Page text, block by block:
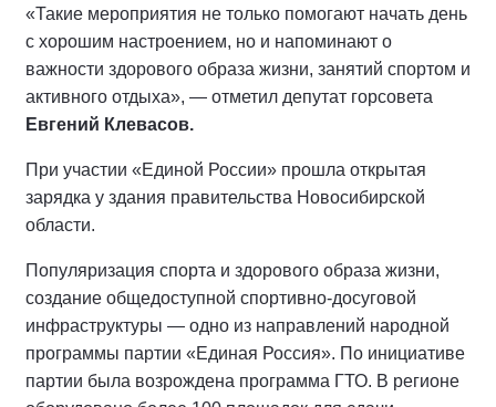
«Такие мероприятия не только помогают начать день
с хорошим настроением, но и напоминают о
важности здорового образа жизни, занятий спортом и
активного отдыха», — отметил депутат горсовета
Евгений Клевасов.
При участии «Единой России» прошла открытая
зарядка у здания правительства Новосибирской
области.
Популяризация спорта и здорового образа жизни,
создание общедоступной спортивно-досуговой
инфраструктуры — одно из направлений народной
программы партии «Единая Россия». По инициативе
партии была возрождена программа ГТО. В регионе